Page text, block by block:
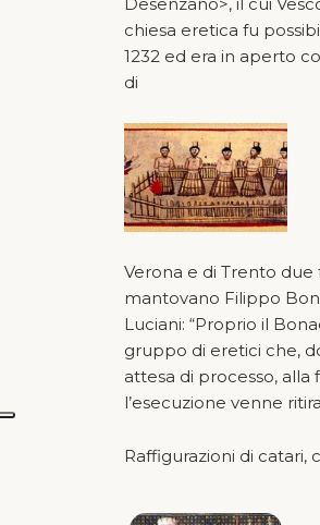
chiesa eretica fu
1232 ed era in aperto
di
Verona e di Trento
mantovano Filippo
Luciani: “Proprio il
gruppo di eretici che,
attesa di processo, alla
l’esecuzione venne
Raffigurazioni di catari,